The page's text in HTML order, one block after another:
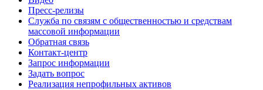
Пресс-релизы
Служба по связям с общественностью и средствам
массовой информации
Обратная связь
Контакт-центр
Запрос информации
Задать вопрос
Реализация непрофильных активов